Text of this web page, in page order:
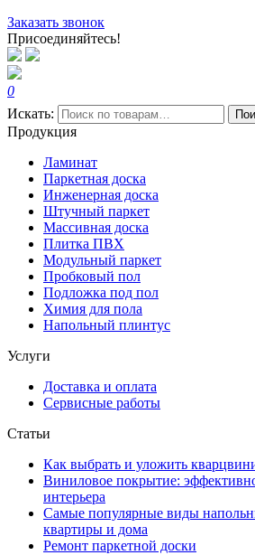
Заказать звонок
Присоединяйтесь!
0
Искать:
Продукция
Ламинат
Паркетная доска
Инженерная доска
Штучный паркет
Массивная доска
Плитка ПВХ
Модульный паркет
Пробковый пол
Подложка под пол
Химия для пола
Напольный плинтус
Услуги
Доставка и оплата
Сервисные работы
Статьи
Как выбрать и уложить
Виниловое покрытие:
интерьера
Самые популярные виды
квартиры и дома
Ремонт паркетной доски